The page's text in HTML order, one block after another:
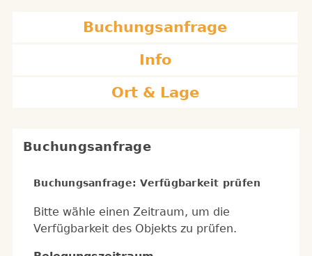
Buchungsanfrage
Info
Ort & Lage
Buchungsanfrage
Buchungsanfrage: Verfügbarkeit prüfen
Bitte wähle einen Zeitraum, um die
Verfügbarkeit des Objekts zu prüfen.